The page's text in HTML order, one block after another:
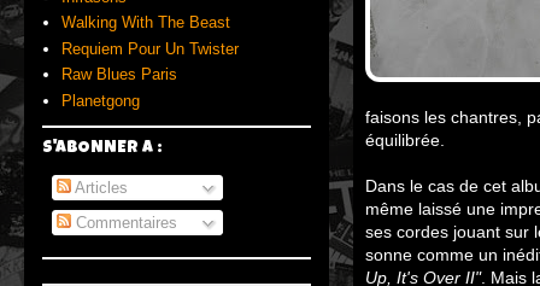
faisons les chantres,
équilibrée.
Dans le cas de cet
même laissé une
ses cordes jouant sur
sonne comme un
Up, It's Over II". Mais
Walking With The Beast
Requiem Pour Un Twister
Raw Blues Paris
Planetgong
S'ABONNER A :
Articles
Commentaires